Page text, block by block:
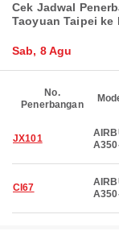
Cek Jadwal
Taoyuan Taipei ke
Sab, 8 Agu
No.
Penerbangan
JX101
CI67